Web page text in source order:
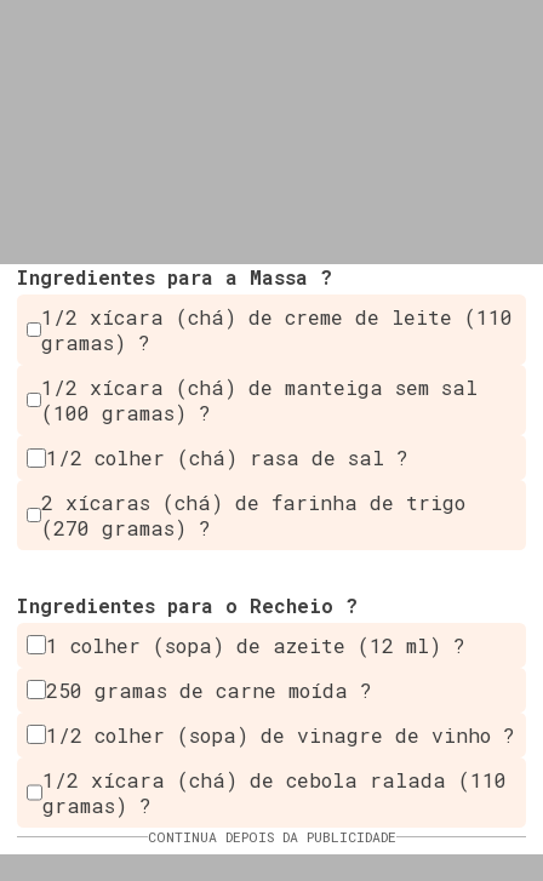
Ingredientes para a Massa ?
1/2 xícara (chá) de creme de leite (110
gramas) ?
1/2 xícara (chá) de manteiga sem sal
(100 gramas) ?
1/2 colher (chá) rasa de sal ?
2 xícaras (chá) de farinha de trigo
(270 gramas) ?
Ingredientes para o Recheio ?
1 colher (sopa) de azeite (12 ml) ?
250 gramas de carne moída ?
1/2 colher (sopa) de vinagre de vinho ?
1/2 xícara (chá) de cebola ralada (110
gramas) ?
CONTINUA DEPOIS DA PUBLICIDADE